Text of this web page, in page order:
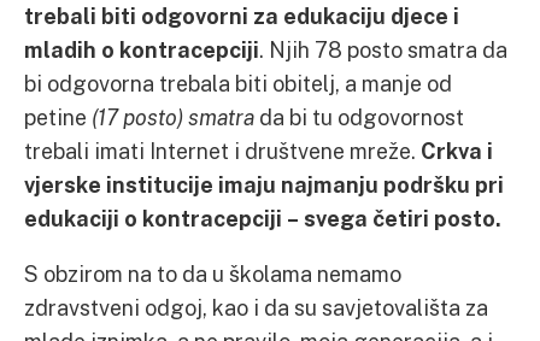
trebali biti odgovorni za edukaciju djece i
mladih o kontracepciji. Njih 78 posto smatra da
bi odgovorna trebala biti obitelj, a manje od
petine (17 posto) smatra da bi tu odgovornost
trebali imati Internet i društvene mreže. Crkva i
vjerske institucije imaju najmanju podršku pri
edukaciji o kontracepciji – svega četiri posto.
S obzirom na to da u školama nemamo
zdravstveni odgoj, kao i da su savjetovališta za